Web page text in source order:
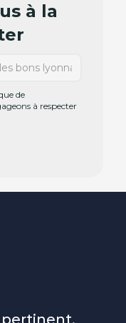
à la
de
à respecter